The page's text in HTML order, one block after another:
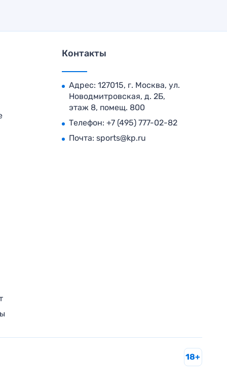
Контакты
Адрес: 127015, г. Москва, ул.
Новодмитровская, д. 2Б,
этаж 8, помещ. 800
Телефон: +7 (495) 777-02-82
Почта: sports@kp.ru
18+